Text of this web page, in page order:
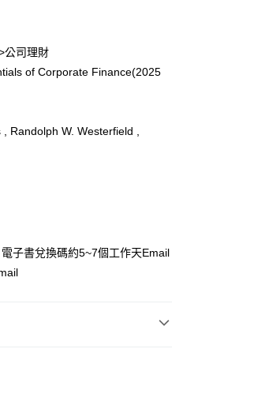
公司理財
of Corporate Finance(2025
Randolph W. Westerfield ,
子書兌換碼約5~7個工作天Email